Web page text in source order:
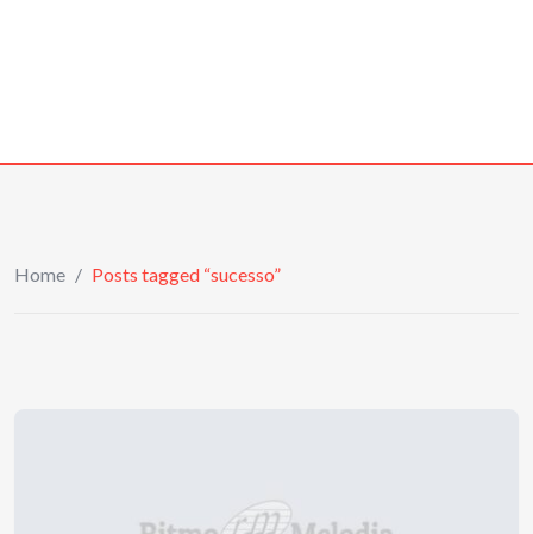
Home / Posts tagged “sucesso”